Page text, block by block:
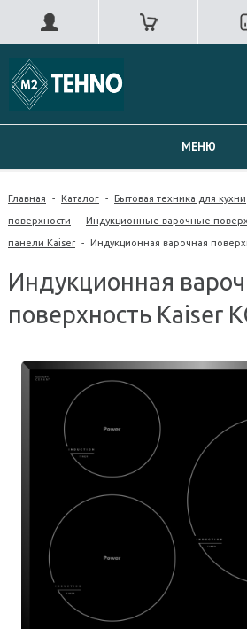
МЕНЮ
Главная - Каталог - Бытовая техника для кухни
поверхности - Индукционные варочные
панели Kaiser - Индукционная варочная
Индукционная
поверхность Kaiser